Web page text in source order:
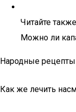
Читайте
Можно ли
Народные рецепты
Как же лечить